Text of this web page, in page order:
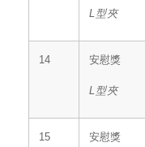
L型夾
14 安慰獎
L型夾
15 安慰獎